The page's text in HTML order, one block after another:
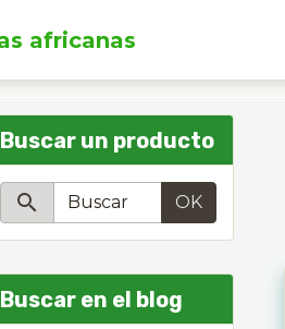
africanas
Buscar un producto
OK
Buscar en el blog